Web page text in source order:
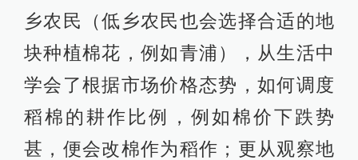
乡农民（低乡农民也会选择合适的地
块种植棉花，例如青浦），从生活中
学会了根据市场价格态势，如何调度
稻棉的耕作比例，例如棉价下跌势
甚，便会改棉作为稻作；更从观察地